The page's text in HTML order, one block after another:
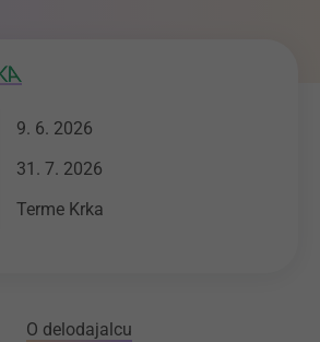
9. 6. 2026
31. 7. 2026
Terme Krka
O delodajalcu